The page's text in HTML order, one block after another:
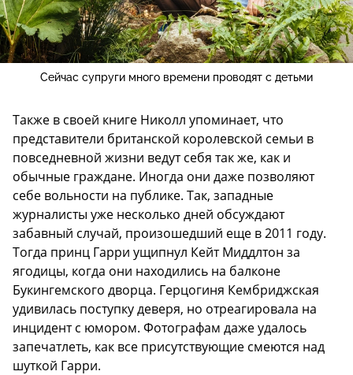
Сейчас супруги много времени проводят с детьми
Также в своей книге Николл упоминает, что
представители британской королевской семьи в
повседневной жизни ведут себя так же, как и
обычные граждане. Иногда они даже позволяют
себе вольности на публике. Так, западные
журналисты уже несколько дней обсуждают
забавный случай, произошедший еще в 2011 году.
Тогда принц Гарри ущипнул Кейт Миддлтон за
ягодицы, когда они находились на балконе
Букингемского дворца. Герцогиня Кембриджская
удивилась поступку деверя, но отреагировала на
инцидент с юмором. Фотографам даже удалось
запечатлеть, как все присутствующие смеются над
шуткой Гарри.